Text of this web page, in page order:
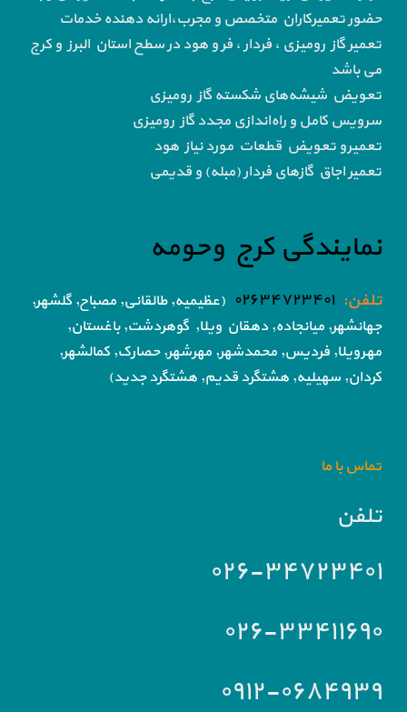
حضور تعمیرکاران متخصص و مجرب،ارائه دهنده خدمات
تعمیر گاز رومیزی ، فردار ، فر و هود در سطح استان البرز و کرج
می باشد
تعویض شیشه‌های شکسته گاز رومیزی
سرویس کامل و راه‌اندازی مجدد گاز رومیزی
تعمیرو تعویض قطعات مورد نیاز هود
تعمیر اجاق گاز‌های فردار (مبله) و قدیمی
نمایندگی کرج وحومه
تلفن: ۰۲۶۳۴۷۲۳۴۰۱
(عظیمیه, طالقانی, مصباح, گلشهر,
جهانشهر, میانجاده, دهقان ویلا, گوهردشت, باغستان,
مهرویلا, فردیس, محمدشهر, مهرشهر, حصارک, کمالشهر,
کردان, سهیلیه, هشتگرد قدیم, هشتگرد جدید)
تماس با ما
تلفن
۰۲۶-۳۴۷۲۳۴۰۱
۰۲۶-۳۳۴۱۱۶۹۰
۰۹۱۲-۰۶۸۴۹۳۹